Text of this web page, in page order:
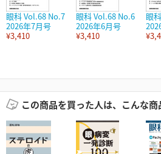
眼科 Vol.68 No.7
2026年7月号
¥3,410
眼科 Vol.68 No.6
2026年6月号
¥3,410
眼
この商品を買った人は、こんな商